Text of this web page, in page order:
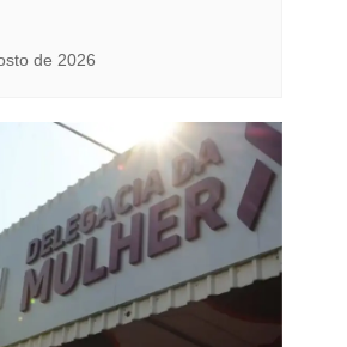
de 2026